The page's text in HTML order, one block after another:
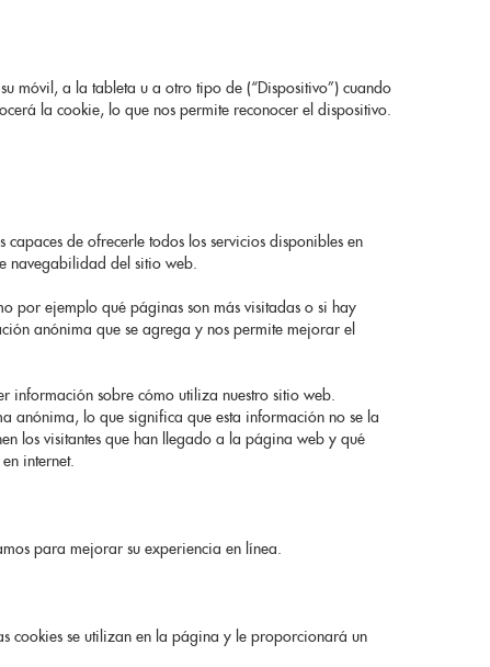
móvil, a la tableta u a otro tipo de (“Dispositivo”) cuando
la cookie, lo que nos permite reconocer el dispositivo.
de ofrecerle todos los servicios disponibles en
navegabilidad del sitio web.
por ejemplo qué páginas son más visitadas o si hay
anónima que se agrega y nos permite mejorar el
información sobre cómo utiliza nuestro sitio web.
anónima, lo que significa que esta información no se la
los visitantes que han llegado a la página web y qué
internet.
para mejorar su experiencia en línea.
cookies se utilizan en la página y le proporcionará un